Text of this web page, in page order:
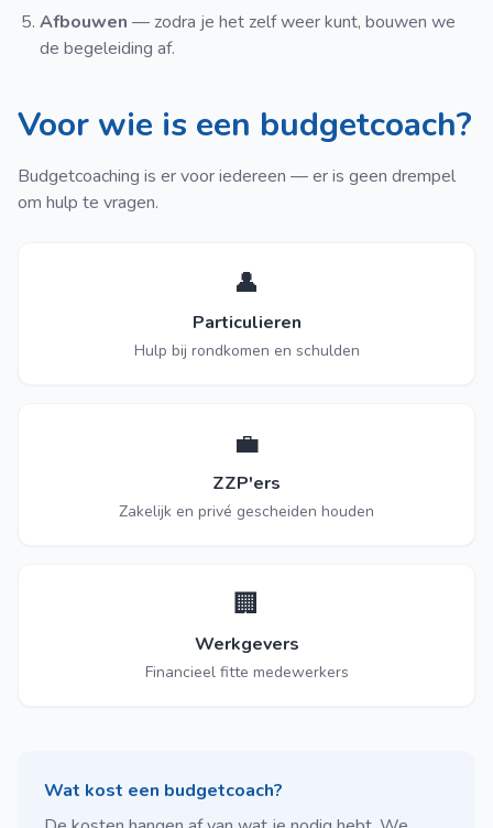
Afbouwen — zodra je het zelf weer kunt, bouwen we
de begeleiding af.
Voor wie is een budgetcoach?
Budgetcoaching is er voor iedereen — er is geen drempel
om hulp te vragen.
👤
Particulieren
Hulp bij rondkomen en schulden
💼
ZZP'ers
Zakelijk en privé gescheiden houden
🏢
Werkgevers
Financieel fitte medewerkers
Wat kost een budgetcoach?